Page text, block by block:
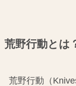
荒野行動とは
荒野行動（